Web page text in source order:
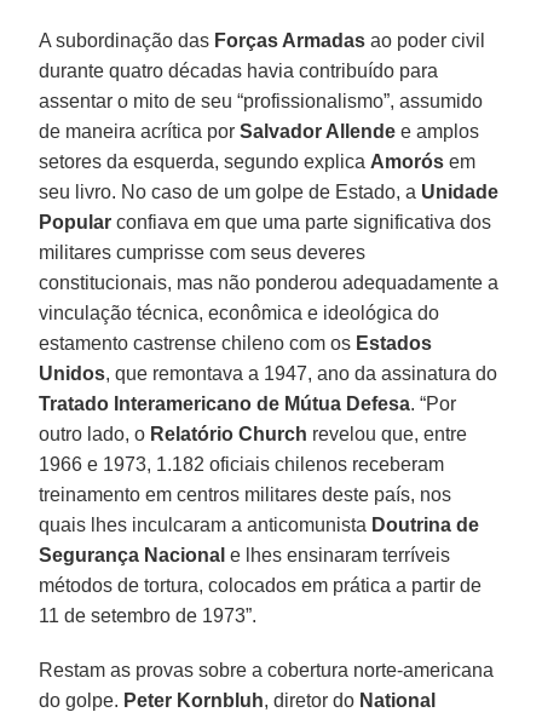
A subordinação das Forças Armadas ao poder civil
durante quatro décadas havia contribuído para
assentar o mito de seu “profissionalismo”, assumido
de maneira acrítica porSalvador Allende e amplos
setores da esquerda, segundo explica Amorós em
seu livro. No caso de um golpe de Estado, a Unidade
Popular confiava em que uma parte significativa dos
militares cumprisse com seus deveres
constitucionais, mas não ponderou adequadamente a
vinculação técnica, econômica e ideológica do
estamento castrense chileno com os Estados
Unidos, que remontava a 1947, ano da assinatura do
Tratado Interamericano de Mútua Defesa. “Por
outro lado, o Relatório Church revelou que, entre
1966 e 1973, 1.182 oficiais chilenos receberam
treinamento em centros militares deste país, nos
quais lhes inculcaram a anticomunista Doutrina de
Segurança Nacional e lhes ensinaram terríveis
métodos de tortura, colocados em prática a partir de
11 de setembro de 1973”.
Restam as provas sobre a cobertura norte-americana
do golpe. Peter Kornbluh, diretor do National